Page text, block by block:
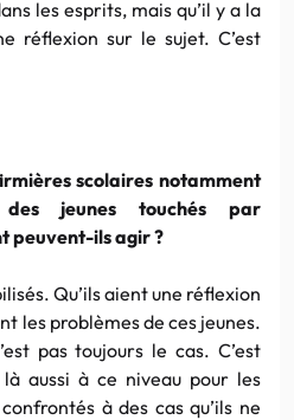
les esprits, mais qu’il y a la
réflexion sur le sujet. C’est
scolaires notamment
jeunes touchés par
peuvent-ils agir ?
Qu’ils aient une réflexion
les problèmes de ces jeunes.
pas toujours le cas. C’est
là aussi à ce niveau pour les
à des cas qu’ils ne